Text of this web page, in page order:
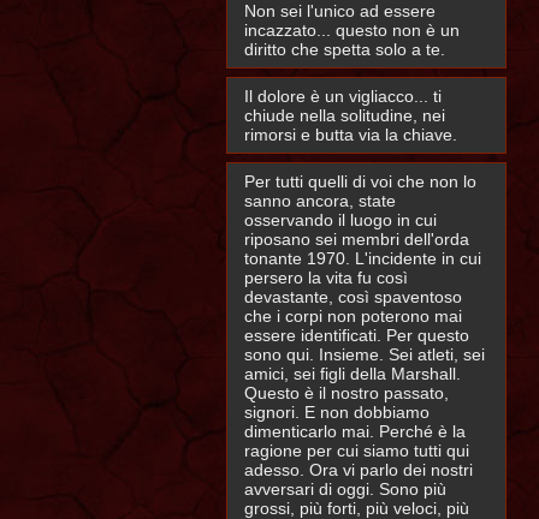
Non sei l'unico ad essere
incazzato... questo non è un
diritto che spetta solo a te.
Il dolore è un vigliacco... ti
chiude nella solitudine, nei
rimorsi e butta via la chiave.
Per tutti quelli di voi che non lo
sanno ancora, state
osservando il luogo in cui
riposano sei membri dell'orda
tonante 1970. L'incidente in cui
persero la vita fu così
devastante, così spaventoso
che i corpi non poterono mai
essere identificati. Per questo
sono qui. Insieme. Sei atleti, sei
amici, sei figli della Marshall.
Questo è il nostro passato,
signori. E non dobbiamo
dimenticarlo mai. Perché è la
ragione per cui siamo tutti qui
adesso. Ora vi parlo dei nostri
avversari di oggi. Sono più
grossi, più forti, più veloci, più